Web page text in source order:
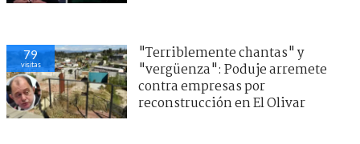
79
visitas
"Terriblemente chantas" y
"vergüenza": Poduje arremete
contra empresas por
reconstrucción en El Olivar